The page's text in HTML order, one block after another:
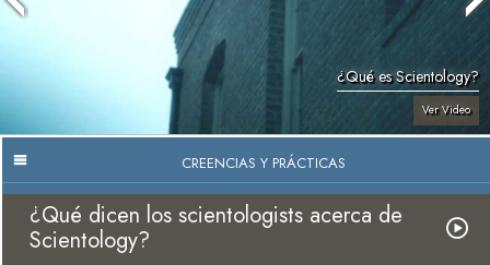
¿Qué es Scientology?
Ver Video
CREENCIAS Y PRÁCTICAS
¿Qué dicen los scientologists acerca de
Scientology?